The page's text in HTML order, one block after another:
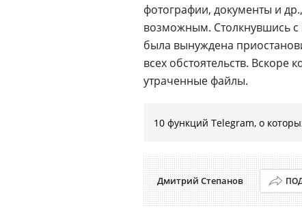
фотографии, документы и
возможным. Столкнувшись
была вынуждена
всех обстоятельств. Вскоре
утраченные файлы.
10 функций Telegram, о
Дмитрий Степанов